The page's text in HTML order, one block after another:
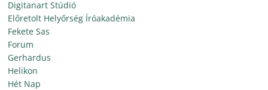
Digitanart Stúdió
Előretolt Helyőrség Íróakadémia
Fekete Sas
Forum
Gerhardus
Helikon
Hét Nap